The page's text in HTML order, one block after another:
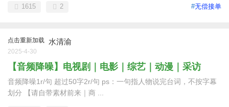
#无偿接单
1615 2
点击重新加载 水清渝
2025-4-30
【音频降噪】电视剧｜电影｜综艺｜动漫｜采访
音频降噪1r/句 超过50字2r/句 ps：一句指人物说完台词，不按字幕
划分 【请自带素材前来｜商 ...